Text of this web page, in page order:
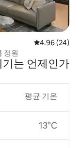
평점 4.96점(5
4.96 (24)
정원
는 언제인가
평균 기온
13°C